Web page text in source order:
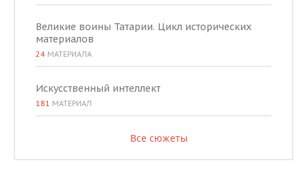
Великие воины Татарии. Цикл исторических
материалов
24 МАТЕРИАЛА
Искусственный интеллект
181 МАТЕРИАЛ
Все сюжеты